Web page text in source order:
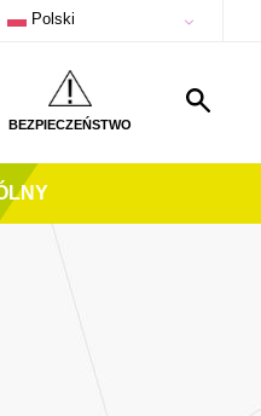
Polski
BEZPIECZEŃSTWO